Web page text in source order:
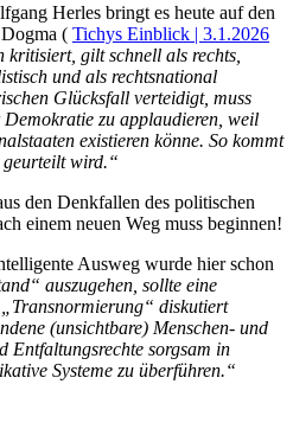
Herles bringt es heute auf den
( Tichys Einblick | 3.1.2026
kritisiert, gilt schnell als rechts,
und als rechtsnational
Glücksfall verteidigt, muss
zu applaudieren, weil
existieren könne. So kommt
geurteilt wird.“
den Denkfallen des politischen
einem neuen Weg muss beginnen!
Ausweg wurde hier schon
auszugehen, sollte eine
diskutiert
(unsichtbare) Menschen- und
Entfaltungsrechte sorgsam in
Systeme zu überführen.“